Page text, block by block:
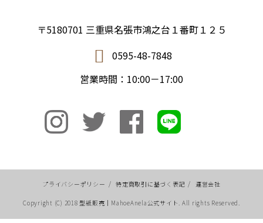
〒5180701 三重県名張市鴻之台１番町１２５
0595-48-7848
営業時間：10:00－17:00
プライバシーポリシー / 特定商取引に基づく表記 / 運営会社
Copyright (C) 2018 型紙販売｜MahoeAnela公式サイト. All rights Reserved.